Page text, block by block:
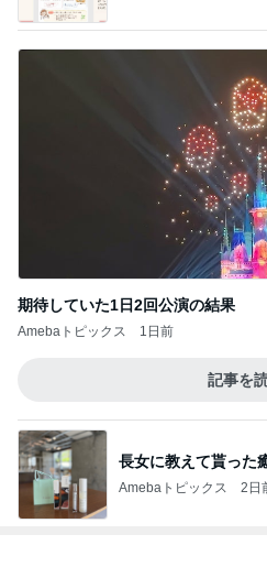
期待していた1日2回公演の結果
Amebaトピックス 1日前
記事を
長女に教えて貰った
Amebaトピックス 2日